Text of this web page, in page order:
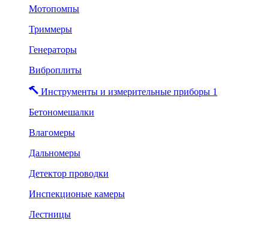
Мотопомпы
Триммеры
Генераторы
Виброплиты
Инструменты и измерительные приборы 1
Бетономешалки
Влагомеры
Дальномеры
Детектор проводки
Инспекционые камеры
Лестницы